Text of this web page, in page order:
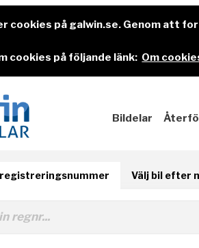
cookies på galwin.se. Genom att
cookies på följande länk: Om
Bildelar
Välj bil efter